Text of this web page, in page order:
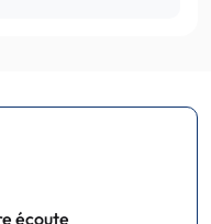
écoute